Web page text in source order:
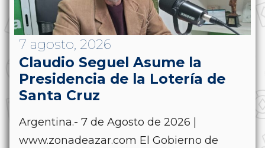
7 agosto, 2026
Claudio Seguel Asume la
Presidencia de la Lotería de
Santa Cruz
Argentina.- 7 de Agosto de 2026 |
www.zonadeazar.com El Gobierno de